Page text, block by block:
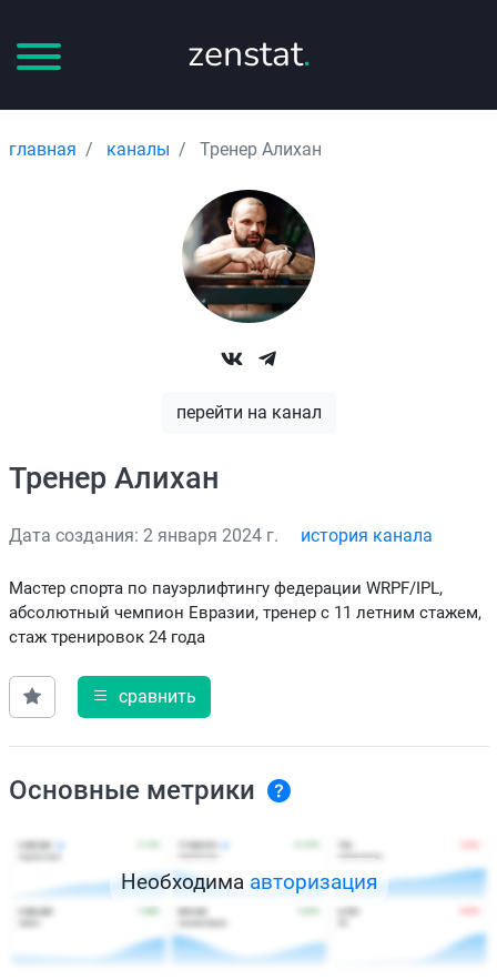
zenstat.
главная каналы Тренер Алихан
перейти на канал
Тренер Алихан
Дата создания: 2 января 2024 г. история канала
Мастер спорта по пауэрлифтингу федерации WRPF/IPL,
абсолютный чемпион Евразии, тренер с 11 летним стажем,
стаж тренировок 24 года
сравнить
Основные метрики
Необходима авторизация